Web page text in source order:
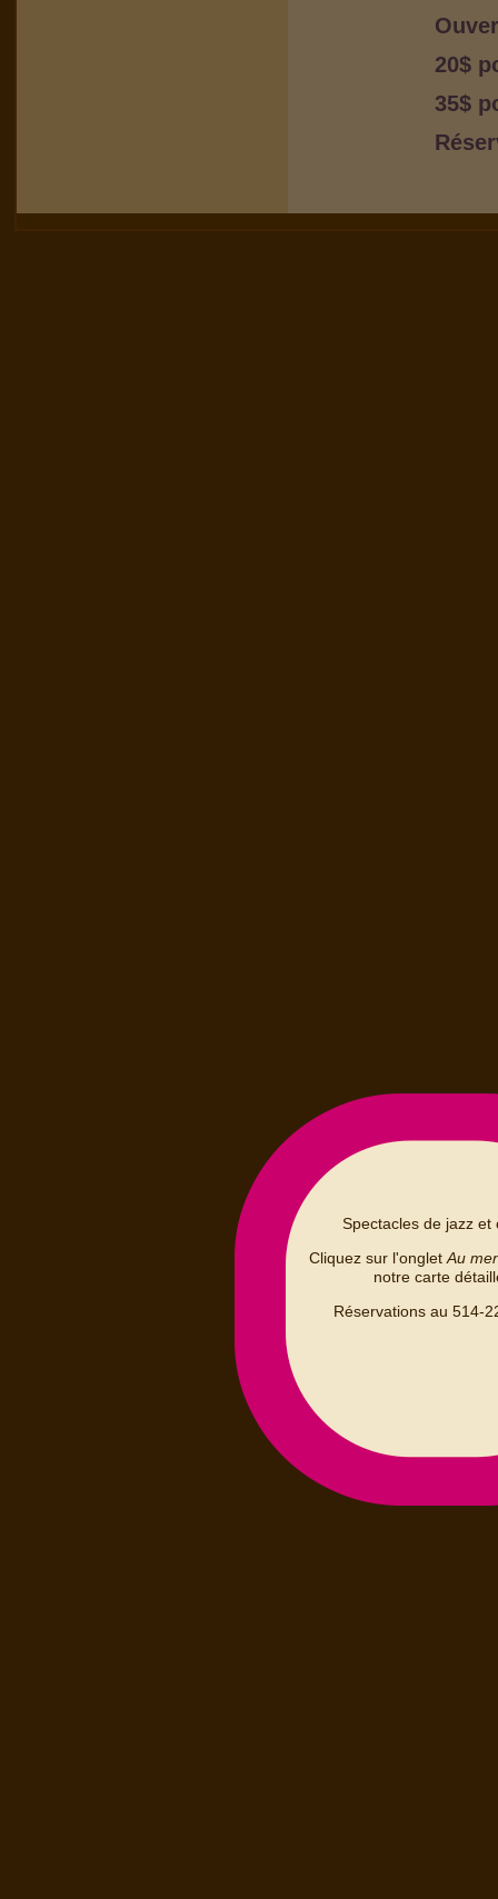
20$
35$
Spectacles de jazz et
Cliquez sur l'onglet Au
notre carte
Réservations au 514-